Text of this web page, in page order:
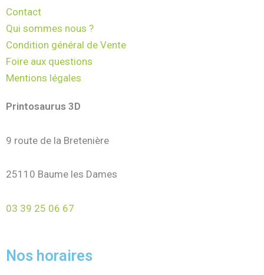
Contact
Qui sommes nous ?
Condition général de Vente
Foire aux questions
Mentions légales
Printosaurus 3D
9 route de la Bretenière
25110 Baume les Dames
03 39 25 06 67
Nos horaires